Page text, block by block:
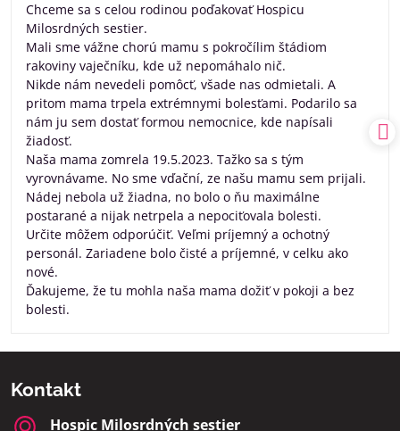
5
Chceme sa s celou rodinou poďakovať Hospicu
Milosrdných sestier.
Mali sme vážne chorú mamu s pokročílim štádiom
rakoviny vaječníku, kde už nepomáhalo nič.
Nikde nám nevedeli pomôcť, všade nas odmietali. A
pritom mama trpela extrémnymi bolesťami. Podarilo sa
nám ju sem dostať formou nemocnice, kde napísali
žiadosť.
Naša mama zomrela 19.5.2023. Tažko sa s tým
vyrovnávame. No sme vďační, ze našu mamu sem prijali.
Nádej nebola už žiadna, no bolo o ňu maximálne
postarané a nijak netrpela a nepociťovala bolesti.
Určite môžem odporúčiť. Veľmi príjemný a ochotný
personál. Zariadene bolo čisté a príjemné, v celku ako
nové.
Ďakujeme, že tu mohla naša mama dožiť v pokoji a bez
bolesti.
Kontakt
Hospic Milosrdných sestier